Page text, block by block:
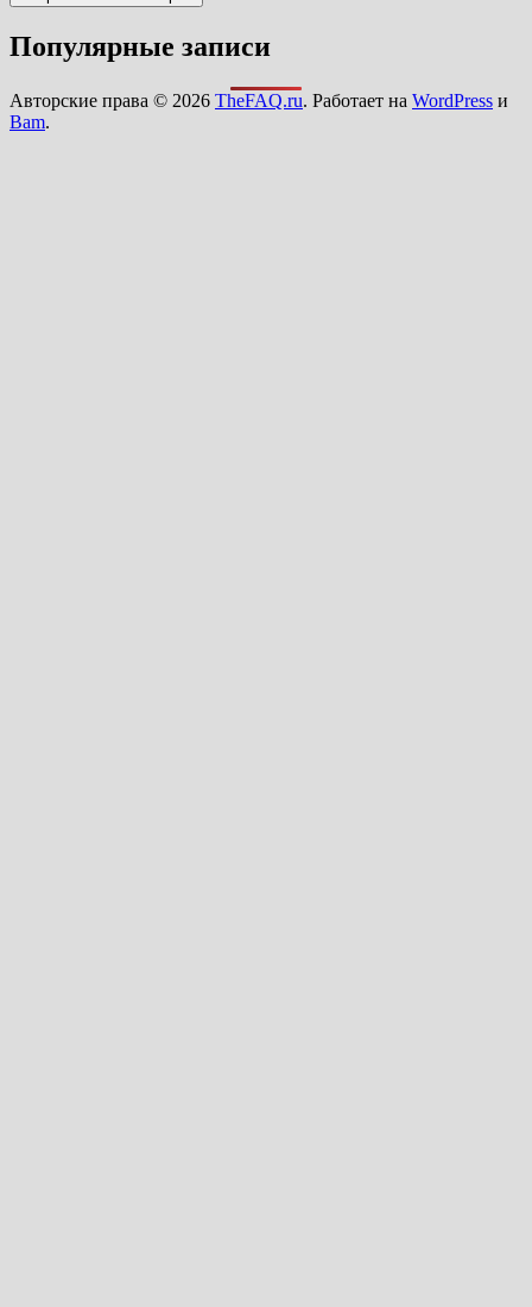
Популярные записи
Авторские права © 2026 TheFAQ.ru. Работает на WordPress и
Bam.